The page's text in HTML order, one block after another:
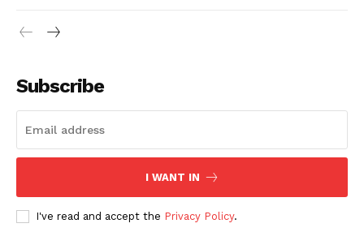
Subscribe
I WANT IN
I've read and accept the Privacy Policy.